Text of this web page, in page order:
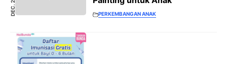
PERKEMBANGAN ANAK